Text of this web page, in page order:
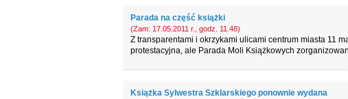
Parada na część książki
(Zam: 17.05.2011 r., godz. 11.48)
Z transparentami i okrzykami ulicami centrum miasta 11
protestacyjna, ale Parada Moli Książkowych
Książka Sylwestra Szklarskiego ponownie wydana